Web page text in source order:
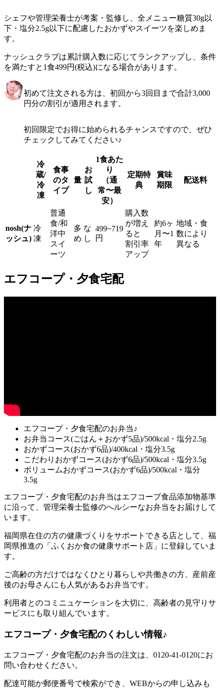
シェフや管理栄養士が考案・監修し、全メニュー糖質30g以
下・塩分2.5g以下に配慮したおかずやスイーツを楽しめま
す。
ナッシュクラブは累計購入数に応じてランクアップし、条件
を満たすと1食499円(税込)になる場合があります。
初めて注文される方は、初回から3回目まで合計3,000
円分の割引が適用されます。
初回限定でお得に始められるチャンスですので、ぜひ
チェックしてみてください♪
冷
蔵/
冷
凍
食事
のタ
イプ
量
お
試
し
1食あた
り
（通
常〜最
安）
定期特
典
賞味
期限
配送料
nosh(ナ
ッシュ)
冷
凍
普通
食/和
洋中
スイ
ーツ
多
め
な
し
499~719
円
購入数
が増え
ると
割引率
アップ
約6ヶ
月〜1
年
地域・食
数により
異なる
エフコープ・夕食宅配
エフコープ・夕食宅配のお弁当♪
お弁当コース(ごはん＋おかず5品)/500kcal・塩分2.5g
おかずコース(おかず6品)/400kcal・塩分3.5g
こだわりおかずコース(おかず6品)/500kcal・塩分3.5g
ボリュームおかずコース(おかず6品)/500kcal・塩分
3.5g
エフコープ・夕食宅配のお弁当はエフコープ食品添加物基準
に沿って、管理栄養士監修のへルシーなお弁当をお届けして
います。
福岡県在住の方の健康づくりをサポートできる店として、福
岡県推進の「ふくおか食の健康サポート店」に登録していま
す。
ご高齢の方だけではなくひとり暮らしや共働きの方、産前産
後のお母さんにも人気があるお弁当です。
利用者とのコミニュケーションを大切に、高齢者の見守りサ
ービスにも取り組んでいます。
エフコープ・夕食宅配のくわしい情報♪
エフコープ・夕食宅配のお弁当の注文は、0120-41-0120にお
問い合わせください。
配達可能か郵便番号で検索ができ、WEBからの申し込みも